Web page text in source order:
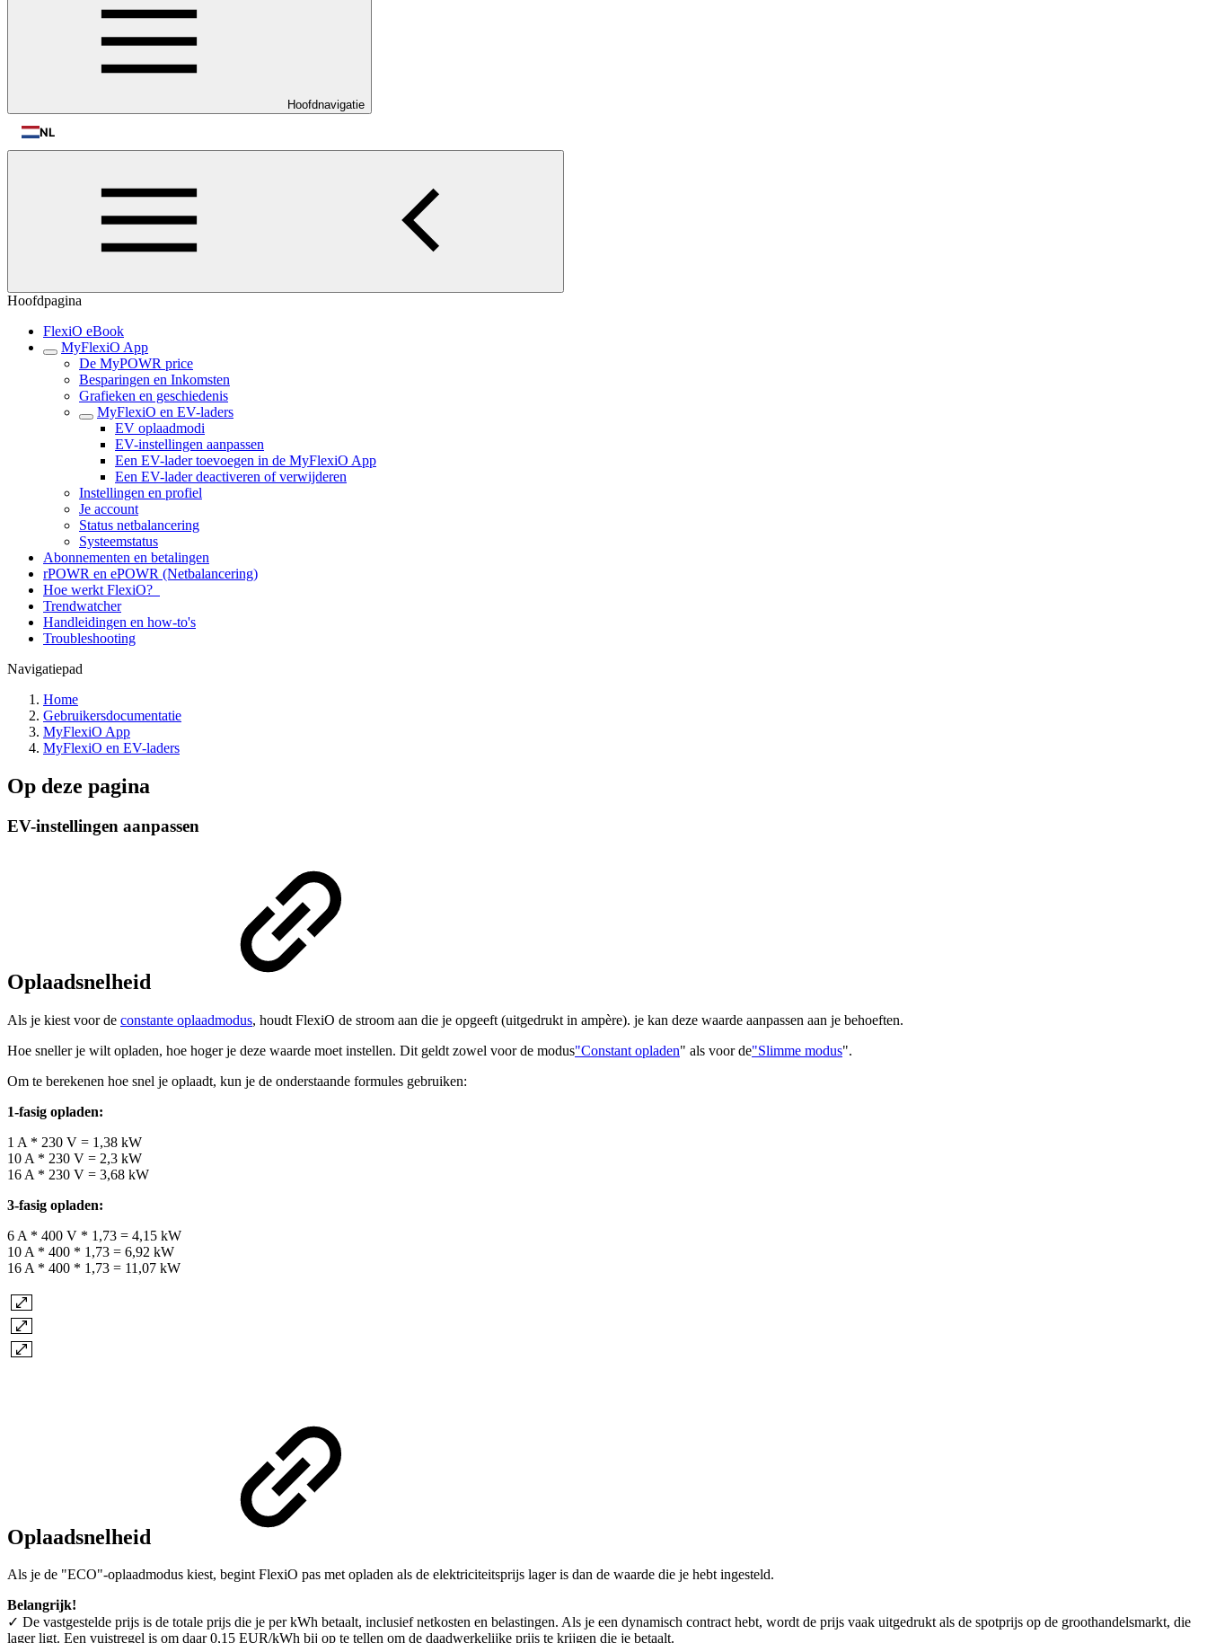
Hoofdnavigatie
NL
Hoofdpagina
FlexiO eBook
MyFlexiO App
De MyPOWR price
Besparingen en Inkomsten
Grafieken en geschiedenis
MyFlexiO en EV-laders
EV oplaadmodi
EV-instellingen aanpassen
Een EV-lader toevoegen in de MyFlexiO App
Een EV-lader deactiveren of verwijderen
Instellingen en profiel
Je account
Status netbalancering
Systeemstatus
Abonnementen en betalingen
rPOWR en ePOWR (Netbalancering)
Hoe werkt FlexiO?
Trendwatcher
Handleidingen en how-to's
Troubleshooting
Navigatiepad
Home
Gebruikersdocumentatie
MyFlexiO App
MyFlexiO en EV-laders
Op deze pagina
EV-instellingen aanpassen
Oplaadsnelheid
Als je kiest voor de constante oplaadmodus, houdt FlexiO de stroom aan die je opgeeft (uitgedrukt in ampère). je kan deze waarde aanpassen aan je behoeften.
Hoe sneller je wilt opladen, hoe hoger je deze waarde moet instellen. Dit geldt zowel voor de modus"Constant opladen" als voor de"Slimme modus".
Om te berekenen hoe snel je oplaadt, kun je de onderstaande formules gebruiken:
1-fasig opladen:
1 A * 230 V = 1,38 kW
10 A * 230 V = 2,3 kW
16 A * 230 V = 3,68 kW
3-fasig opladen:
6 A * 400 V * 1,73 = 4,15 kW
10 A * 400 * 1,73 = 6,92 kW
16 A * 400 * 1,73 = 11,07 kW
Oplaadsnelheid
Als je de "ECO"-oplaadmodus kiest, begint FlexiO pas met opladen als de elektriciteitsprijs lager is dan de waarde die je hebt ingesteld.
Belangrijk!
✓ De vastgestelde prijs is de totale prijs die je per kWh betaalt, inclusief netkosten en belastingen. Als je een dynamisch contract hebt, wordt de prijs vaak uitgedrukt als de spotprijs op de groothandelsmarkt, die
lager ligt. Een vuistregel is om daar 0,15 EUR/kWh bij op te tellen om de daadwerkelijke prijs te krijgen die je betaalt.